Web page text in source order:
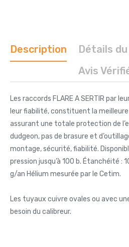
Description
Détails
Avis
Les raccords FLARE A SERTIR par
leur fiabilité, constituent la
assurant une totale protection de
dudgeon, pas de brasure et
montage, sécurité, fiabilité.
pression jusqu’à 100 b. Étanchéité :
g/an Hélium mesurée par le Cetim.
Les tuyaux cuivre ovales ou avec
besoin du calibreur.